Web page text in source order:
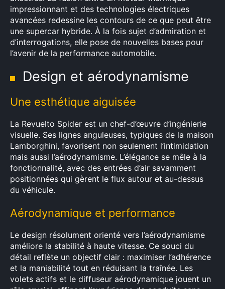
impressionnant et des technologies électriques
avancées redessine les contours de ce que peut être
une supercar hybride. À la fois sujet d’admiration et
d’interrogations, elle pose de nouvelles bases pour
l’avenir de la performance automobile.
Design et aérodynamisme
Une esthétique aiguisée
La Revuelto Spider est un chef-d’œuvre d’ingénierie
visuelle. Ses lignes anguleuses, typiques de la maison
Lamborghini, favorisent non seulement l’intimidation
mais aussi l’aérodynamisme. L’élégance se mêle à la
fonctionnalité, avec des entrées d’air savamment
positionnées qui gèrent le flux autour et au-dessus
du véhicule.
Aérodynamique et performance
Le design résolument orienté vers l’aérodynamisme
améliore la stabilité à haute vitesse. Ce souci du
détail reflète un objectif clair : maximiser l’adhérence
et la maniabilité tout en réduisant la traînée. Les
volets actifs et le diffuseur aérodynamique jouent un